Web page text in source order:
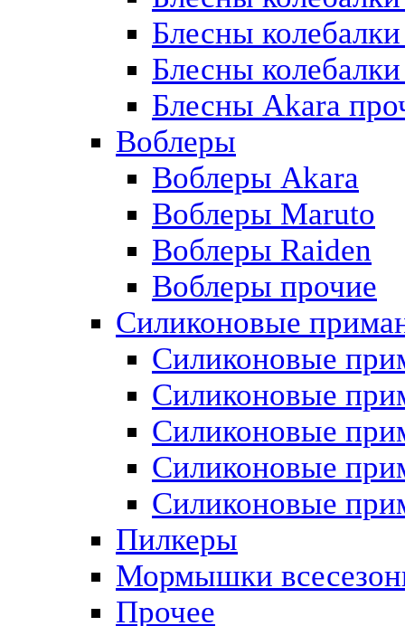
Блесны
Блесны
Блесны Akara
Воблеры
Воблеры Akara
Воблеры Maruto
Воблеры Raiden
Воблеры прочие
Силиконовые
Силиконовые
Силиконовые
Силиконовые
Силиконовые
Силиконовые
Пилкеры
Мормышки
Прочее